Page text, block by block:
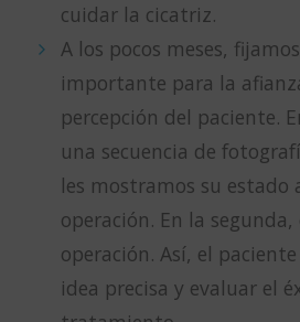
cuidar la cicatriz.
A los pocos meses,
importante para la
percepción del paciente.
una secuencia de
les mostramos su estado
operación. En la
operación. Así, el
idea precisa y evaluar el